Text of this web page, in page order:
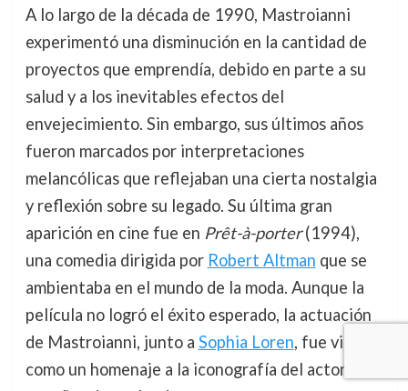
A lo largo de la década de 1990, Mastroianni
experimentó una disminución en la cantidad de
proyectos que emprendía, debido en parte a su
salud y a los inevitables efectos del
envejecimiento. Sin embargo, sus últimos años
fueron marcados por interpretaciones
melancólicas que reflejaban una cierta nostalgia
y reflexión sobre su legado. Su última gran
aparición en cine fue en Prêt-à-porter(1994),
una comedia dirigida por Robert Altman que se
ambientaba en el mundo de la moda. Aunque la
película no logró el éxito esperado, la actuación
de Mastroianni, junto a Sophia Loren, fue vista
como un homenaje a la iconografía del actor en